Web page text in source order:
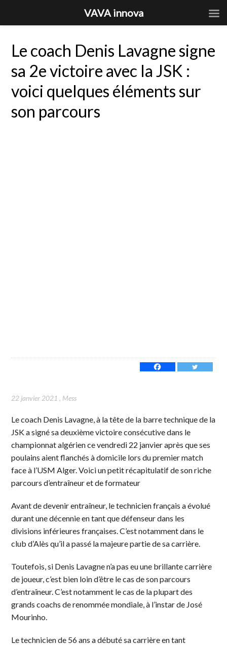
Le coach Denis Lavagne signe
sa 2e victoire avec la JSK :
voici quelques éléments sur
son parcours
22 janvier 2021 , Mess
Le coach Denis Lavagne, à la tête de la barre technique de la
JSK a signé sa deuxième victoire consécutive dans le
championnat algérien ce vendredi 22 janvier après que ses
poulains aient flanchés à domicile lors du premier match
face à l’USM Alger. Voici un petit récapitulatif de son riche
parcours d’entraîneur et de formateur
Avant de devenir entraîneur, le technicien français a évolué
durant une décennie en tant que défenseur dans les
divisions inférieures françaises. C’est notamment dans le
club d’Alès qu’il a passé la majeure partie de sa carrière.
Toutefois, si Denis Lavagne n’a pas eu une brillante carrière
de joueur, c’est bien loin d’être le cas de son parcours
d’entraîneur. C’est notamment le cas de la plupart des
grands coachs de renommée mondiale, à l’instar de José
Mourinho.
Le technicien de 56 ans a débuté sa carrière en tant
VAVA innova